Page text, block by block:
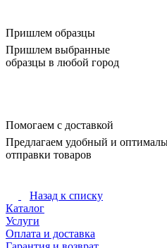
Пришлем образцы
Пришлем выбранные
образцы в любой город
Помогаем с доставкой
Предлагаем удобный и
отправки товаров
Назад к списку
Каталог
Услуги
Оплата и доставка